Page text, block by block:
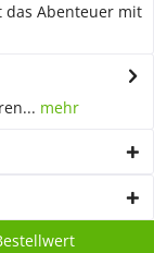
das Abenteuer mit
mehr